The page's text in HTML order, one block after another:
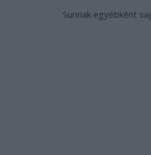
Surinak egyébként